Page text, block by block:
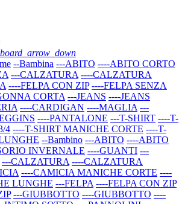
--Bambina ---ABITO ----ABITO CORTO
---CALZATURA ----CALZATURA
----FELPA CON ZIP ----FELPA SENZA
CORTA ---JEANS ----JEANS
----CARDIGAN ----MAGLIA ---
----PANTALONE ---T-SHIRT ----T-
4 ----T-SHIRT MANICHE CORTE ----T-
--Bambino ---ABITO ----ABITO
INVERNALE ----GUANTI ---
---CALZATURA ----CALZATURA
----CAMICIA MANICHE CORTE ----
LUNGHE ---FELPA ----FELPA CON ZIP
---GIUBBOTTO ----GIUBBOTTO ----